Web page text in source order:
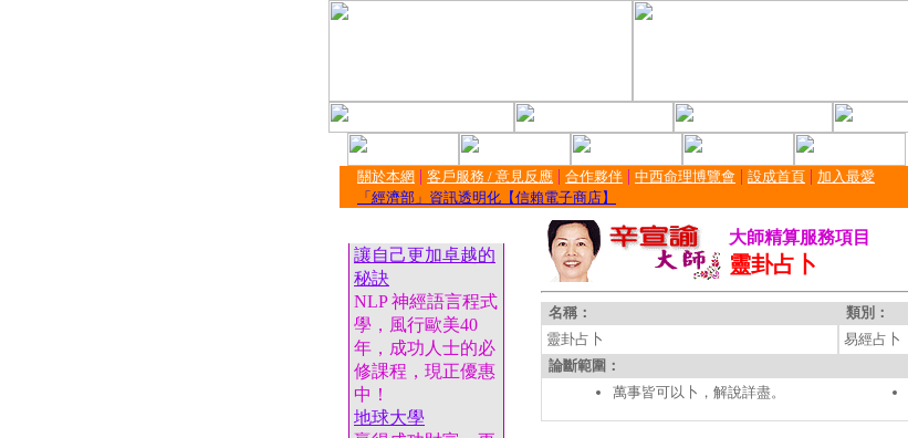
關於本網 | 客戶服務 / 意見反應 | 合作夥伴 | 中西命理博覽會 | 設成首頁 | 加入最愛
「經濟部」資訊透明化【信賴電子商店】
讓自己更加卓越的
秘訣
NLP 神經語言程式
學，風行歐美40
年，成功人士的必
修課程，現正優惠
中！
地球大學
大師精算服務項目
靈卦占卜
名稱：
類別：
靈卦占卜
易經占卜
論斷範圍：
萬事皆可以卜，解說詳盡。